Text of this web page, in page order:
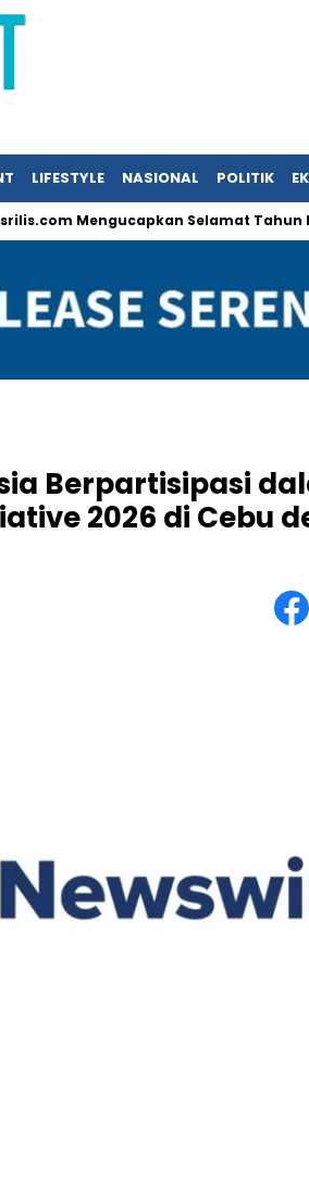
LIFESTYLE NASIONAL POLITIK
Mengucapkan Selamat Tahun Baru
Berpartisipasi
2026 di Cebu